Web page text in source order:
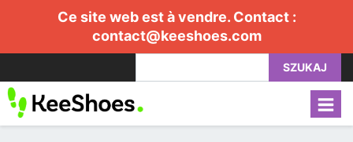
Ce site web est à vendre. Contact :
contact@keeshoes.com
SZUKAJ